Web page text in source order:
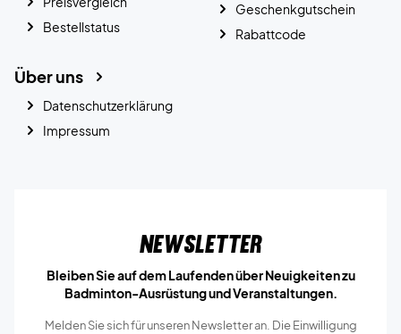
Bestellstatus
Geschenkgutschein
Rabattcode
Über uns
Datenschutzerklärung
Impressum
Newsletter
Bleiben Sie auf dem Laufenden über Neuigkeiten zu
Badminton-Ausrüstung und Veranstaltungen.
Melden Sie sich für unseren Newsletter an. Die Einwilligung